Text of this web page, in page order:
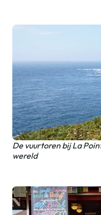
De vuurtoren bij La
wereld